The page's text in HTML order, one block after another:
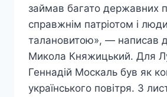
займав багато державних
справжнім патріотом і
талановитою», — написав
Микола Княжицький. Для
Геннадій Москаль був як
українського повітря. З